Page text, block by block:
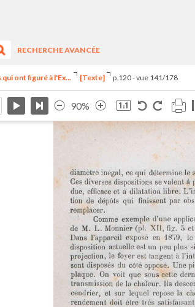
RECHERCHE AVANCÉE
ont figuré à l'Ex... [Texte] p.120 - vue 141/178
90%